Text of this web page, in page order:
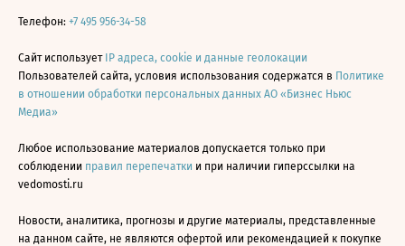
Телефон: +7 495 956-34-58
Сайт использует IP адреса, cookie и данные геолокации
Пользователей сайта, условия использования содержатся в Политике
в отношении обработки персональных данных АО «Бизнес Ньюс
Медиа»
Любое использование материалов допускается только при
соблюдении правил перепечатки и при наличии гиперссылки на
vedomosti.ru
Новости, аналитика, прогнозы и другие материалы, представленные
на данном сайте, не являются офертой или рекомендацией к покупке